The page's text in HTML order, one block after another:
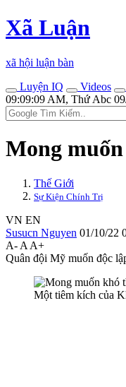
Xã Luận
xã hội luận bàn
Luyện IQ
Videos
09:09:09 AM, Thứ Abc
Mong
Thế Giới
Sự Kiện Chính Trị
VN EN
Susucn Nguyen 01/10/22
A- A A+
Quân đội Mỹ muốn độc
Một tiêm kích của